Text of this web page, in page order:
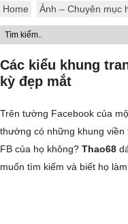
Home Ảnh – Chuyên mục
Các kiểu khung
kỳ đẹp mắt
Trên tường Facebook của
thường có những khung
FB của họ không? Thao68
muốn tìm kiếm và biết họ